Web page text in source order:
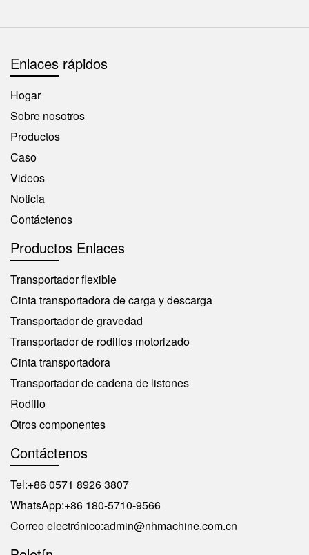
Enlaces rápidos
Hogar
Sobre nosotros
Productos
Caso
Videos
Noticia
Contáctenos
Productos Enlaces
Transportador flexible
Cinta transportadora de carga y descarga
Transportador de gravedad
Transportador de rodillos motorizado
Cinta transportadora
Transportador de cadena de listones
Rodillo
Otros componentes
Contáctenos
Tel:+86 0571 8926 3807
WhatsApp:+86 180-5710-9566
Correo electrónico:admin@nhmachine.com.cn